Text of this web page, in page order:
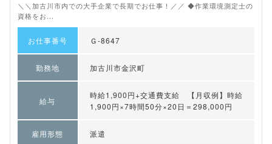
＼＼加古川市内での大手企業で長期でお仕事！／／ ◆作業環境測定士の
資格をお...
お仕事番号 Ｇ-8647
勤務地 加古川市金沢町
給与
時給1,900円+交通費支給 【月収例】時給
1,900円×7時間50分×20日＝298,000円
雇用形態 派遣